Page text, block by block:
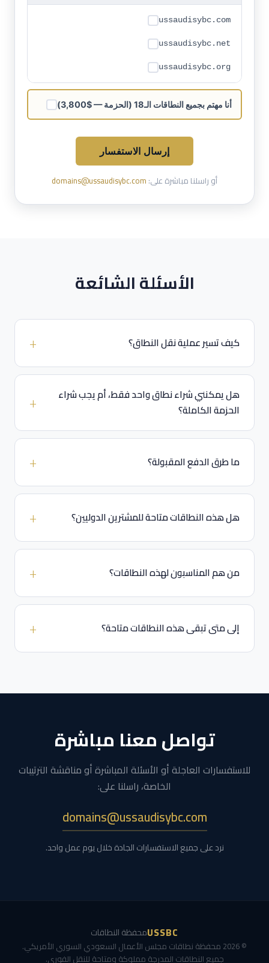
ussaudisybc.com
ussaudisybc.net
ussaudisybc.org
أنا مهتم بجميع النطاقات الـ18 (الحزمة — $3,800)
إرسال الاستفسار
أو راسلنا مباشرة على: domains@ussaudisybc.com
الأسئلة الشائعة
كيف تسير عملية نقل النطاق؟
هل يمكنني شراء نطاق واحد فقط، أم يجب شراء
الحزمة الكاملة؟
ما طرق الدفع المقبولة؟
هل هذه النطاقات متاحة للمشترين الدوليين؟
من هم المناسبون لهذه النطاقات؟
إلى متى تبقى هذه النطاقات متاحة؟
تواصل معنا مباشرة
للاستفسارات العاجلة أو الأسئلة المباشرة أو مناقشة الترتيبات
الخاصة، راسلنا على:
domains@ussaudisybc.com
نرد على جميع الاستفسارات الجادة خلال يوم عمل واحد.
USSBCمحفظة النطاقات
© 2026 محفظة نطاقات مجلس الأعمال السعودي السوري الأمريكي.
جميع النطاقات المدرجة مملوكة ومتاحة للنقل الفوري.